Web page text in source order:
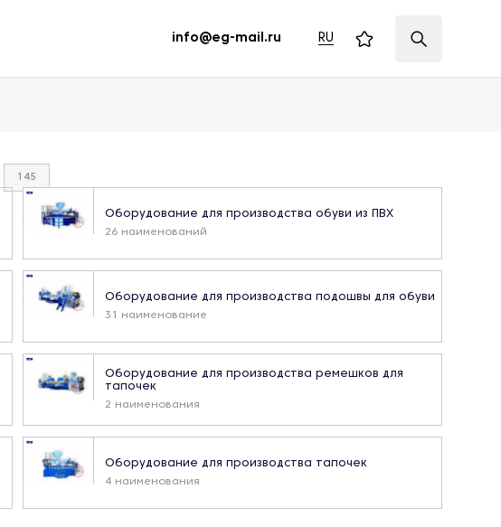
info@eg-mail.ru RU
145
Оборудование для производства обуви из ПВХ
26 наименований
Оборудование для производства подошвы для обуви
31 наименование
Оборудование для производства ремешков для
тапочек
2 наименования
Оборудование для производства тапочек
4 наименования